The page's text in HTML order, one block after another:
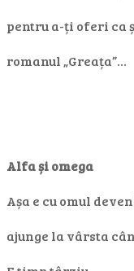
pentru a-ți oferi ca
romanul „Greața”…
Alfa și omega
Așa e cu omul
ajunge la vârsta